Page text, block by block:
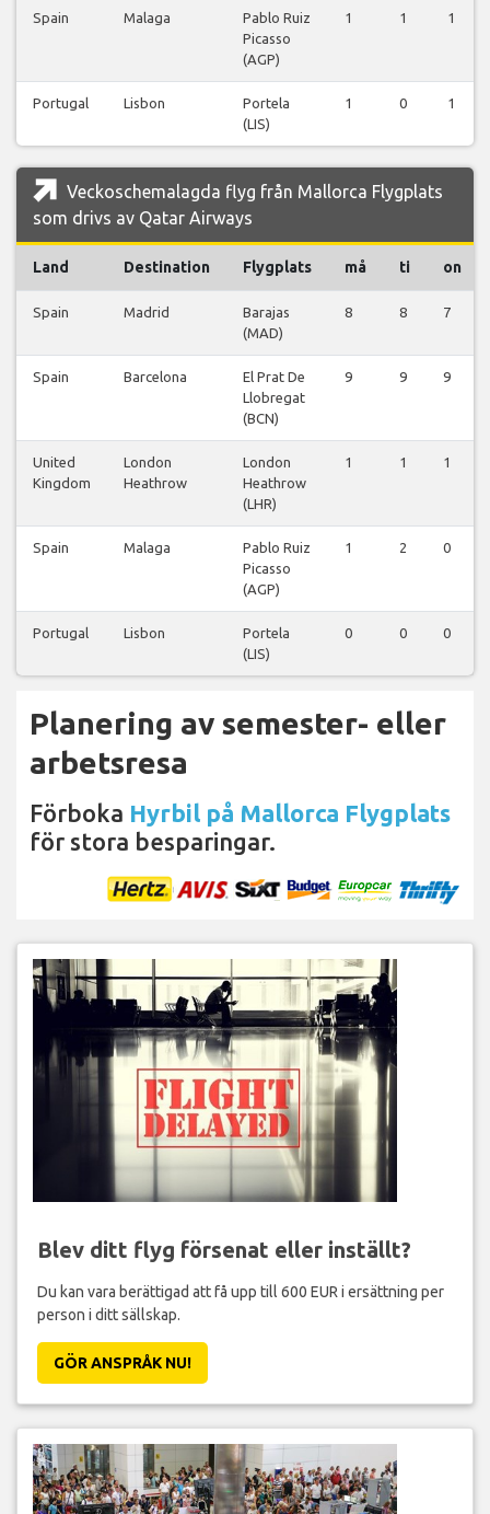
Spain Malaga
Pablo Ruiz
Picasso
(AGP)
1 1 1
Portugal Lisbon
Portela
(LIS)
1 0 1
Veckoschemalagda flyg från Mallorca Flygplats
som drivs av Qatar Airways
Land Destination Flygplats må ti on
Spain Madrid
Barajas
(MAD)
8 8 7
Spain Barcelona
El Prat De
Llobregat
(BCN)
9 9 9
United
Kingdom
London
Heathrow
London
Heathrow
(LHR)
1 1 1
Spain Malaga
Pablo Ruiz
Picasso
(AGP)
1 2 0
Portugal Lisbon
Portela
(LIS)
0 0 0
Planering av semester- eller
arbetsresa
Förboka Hyrbil på Mallorca Flygplats
för stora besparingar.
Blev ditt flyg försenat eller inställt?
Du kan vara berättigad att få upp till 600 EUR i ersättning per
person i ditt sällskap.
GÖR ANSPRÅK NU!